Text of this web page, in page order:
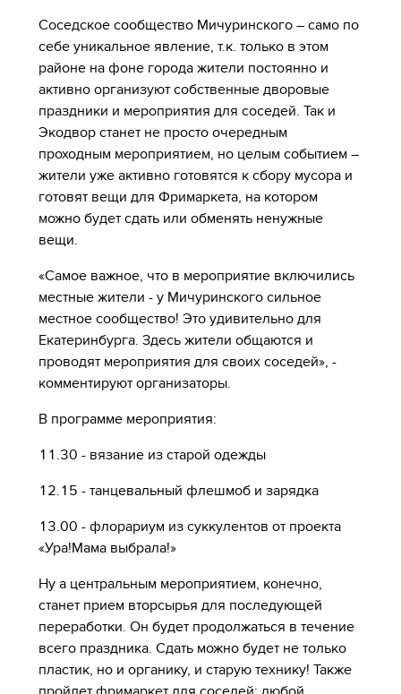
Соседское сообщество Мичуринского – само по
себе уникальное явление, т.к. только в этом
районе на фоне города жители постоянно и
активно организуют собственные дворовые
праздники и мероприятия для соседей. Так и
Экодвор станет не просто очередным
проходным мероприятием, но целым событием –
жители уже активно готовятся к сбору мусора и
готовят вещи для Фримаркета, на котором
можно будет сдать или обменять ненужные
вещи.
«Самое важное, что в мероприятие включились
местные жители - у Мичуринского сильное
местное сообщество! Это удивительно для
Екатеринбурга. Здесь жители общаются и
проводят мероприятия для своих соседей», -
комментируют организаторы.
В программе мероприятия:
11.30 - вязание из старой одежды
12.15 - танцевальный флешмоб и зарядка
13.00 - флорариум из суккулентов от проекта
«Ура!Мама выбрала!»
Ну а центральным мероприятием, конечно,
станет прием вторсырья для последующей
переработки. Он будет продолжаться в течение
всего праздника. Сдать можно будет не только
пластик, но и органику, и старую технику! Также